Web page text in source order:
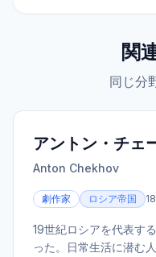
関
同じ分
アントン・チェ
Anton Chekhov
劇作家 ロシア帝国
19世紀ロシアを代表す
った。日常生活に潜む